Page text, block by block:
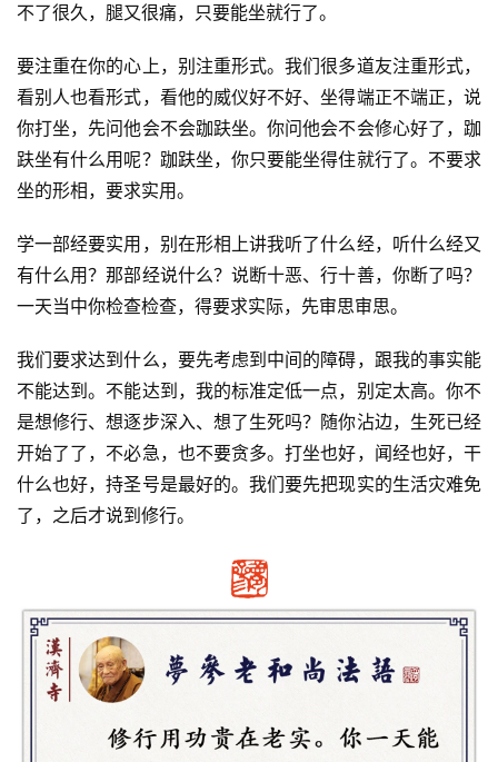
不了很久，腿又很痛，只要能坐就行了。
要注重在你的心上，别注重形式。我们很多道友注重形式，
看别人也看形式，看他的威仪好不好、坐得端正不端正，说
你打坐，先问他会不会跏趺坐。你问他会不会修心好了，跏
趺坐有什么用呢？跏趺坐，你只要能坐得住就行了。不要求
坐的形相，要求实用。
学一部经要实用，别在形相上讲我听了什么经，听什么经又
有什么用？那部经说什么？说断十恶、行十善，你断了吗？
一天当中你检查检查，得要求实际，先审思审思。
我们要求达到什么，要先考虑到中间的障碍，跟我的事实能
不能达到。不能达到，我的标准定低一点，别定太高。你不
是想修行、想逐步深入、想了生死吗？随你沾边，生死已经
开始了了，不必急，也不要贪多。打坐也好，闻经也好，干
什么也好，持圣号是最好的。我们要先把现实的生活灾难免
了，之后才说到修行。